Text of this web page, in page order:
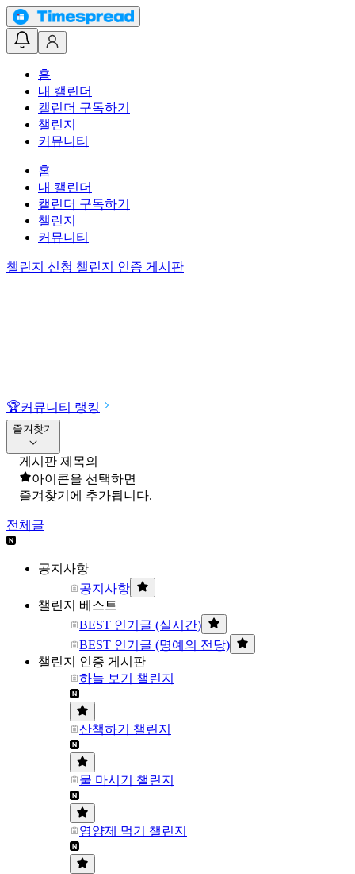
홈
내 캘린더
캘린더 구독하기
챌린지
커뮤니티
홈
내 캘린더
캘린더 구독하기
챌린지
커뮤니티
챌린지 신청 챌린지 인증 게시판
🏆커뮤니티 랭킹
즐겨찾기
게시판 제목의
아이콘을 선택하면
즐겨찾기에 추가됩니다.
전체글
공지사항
공지사항
챌린지 베스트
BEST 인기글 (실시간)
BEST 인기글 (명예의 전당)
챌린지 인증 게시판
하늘 보기 챌린지
산책하기 챌린지
물 마시기 챌린지
영양제 먹기 챌린지